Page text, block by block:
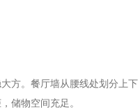
方。餐厅墙从腰线处划分上
储物空间充足。